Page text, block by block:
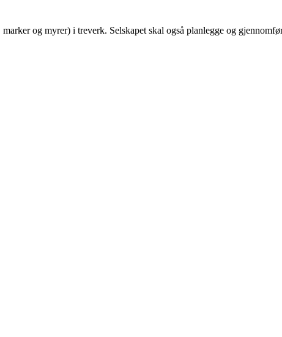
og myrer) i treverk. Selskapet skal også planlegge og